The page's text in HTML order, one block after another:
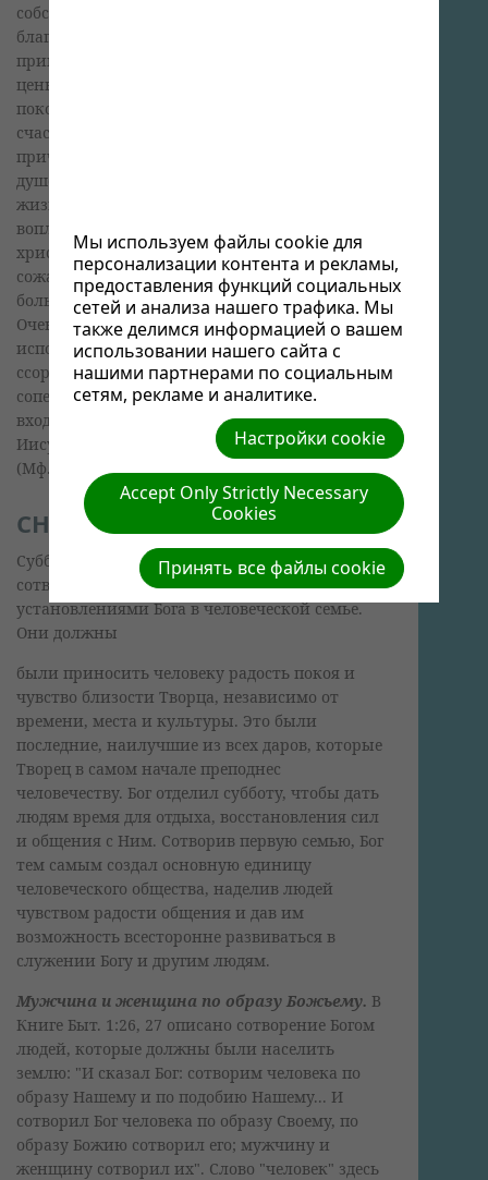
собственного достоинства. В семье по
благодати Божьей могут воплотиться в жизнь
принципы истинного христианства, а его
ценности передаваться из поколения в
поколение. Семья может быть большим
счастьем. Но она также может стать
причиной сильного разочарования и
душевной боли. Гармоничная семейная
жизнь являет собой пример достойно
воплощенных в жизнь принципов
христианства, открывающих характер Бога. К
сожалению, проявление такой гармонии -
большая редкость в современных семьях.
Очень многие семьи показывают пример
испорченных человеческих отношений:
ссоры, гнев, непокорность, непристойное
соперничество и даже жестокость. Все это не
входило в первоначальные замыслы Божьи.
Иисус Христос сказал: "Сначала не было так"
(Мф. 19:8).
СНАЧАЛА...
Суббота и брак стали кульминацией
сотворения земли и были первыми
установлениями Бога в человеческой семье.
Они должны
были приносить человеку радость покоя и
чувство близости Творца, независимо от
времени, места и культуры. Это были
последние, наилучшие из всех даров, которые
Творец в самом начале преподнес
человечеству. Бог отделил субботу, чтобы дать
людям время для отдыха, восстановления сил
и общения с Ним. Сотворив первую семью, Бог
тем самым создал основную единицу
человеческого общества, наделив людей
чувством радости общения и дав им
возможность всесторонне развиваться в
служении Богу и другим людям.
Мужчина и женщина по образу Божьему. В
Книге Быт. 1:26, 27 описано сотворение Богом
людей, которые должны были населить
землю: "И сказал Бог: сотворим человека по
образу Нашему и по подобию Нашему... И
сотворил Бог человека по образу Своему, по
образу Божию сотворил его; мужчину и
женщину сотворил их". Слово "человек" здесь
Мы используем файлы cookie для
персонализации контента и рекламы,
предоставления функций социальных
сетей и анализа нашего трафика. Мы
также делимся информацией о вашем
использовании нашего сайта с
нашими партнерами по социальным
сетям, рекламе и аналитике.
Настройки cookie
Accept Only Strictly Necessary
Cookies
Принять все файлы cookie